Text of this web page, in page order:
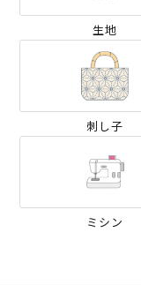
生地
刺し子
ミシン